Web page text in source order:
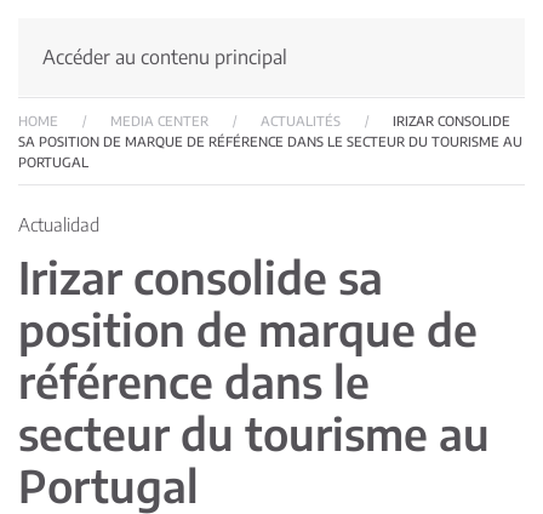
Accéder au contenu principal
HOME MEDIA CENTER ACTUALITÉS
IRIZAR CONSOLIDE
SA POSITION DE MARQUE DE RÉFÉRENCE DANS LE SECTEUR DU TOURISME AU
PORTUGAL
Actualidad
Irizar consolide sa
position de marque de
référence dans le
secteur du tourisme au
Portugal